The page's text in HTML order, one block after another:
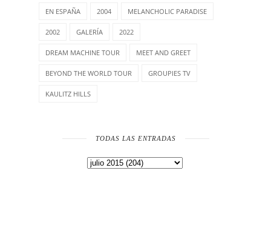
EN ESPAÑA 2004 MELANCHOLIC PARADISE
2002 GALERÍA 2022
DREAM MACHINE TOUR MEET AND GREET
BEYOND THE WORLD TOUR GROUPIES TV
KAULITZ HILLS
TODAS LAS ENTRADAS